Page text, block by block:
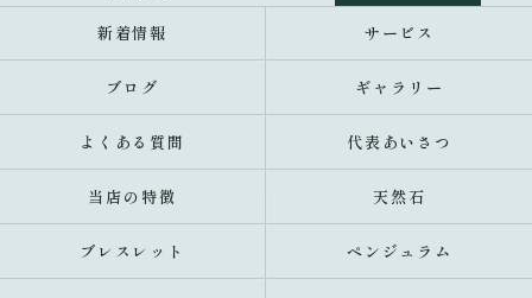
新着情報 サービス
ブログ ギャラリー
よくある質問 代表あいさつ
当店の特徴 天然石
ブレスレット ペンジュラム